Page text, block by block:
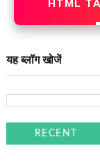
HTML
यह ब्लॉग खोजें
RECENT